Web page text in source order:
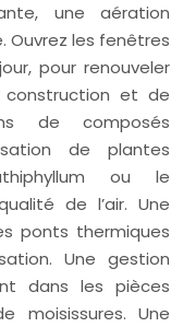
une aération
Ouvrez les fenêtres
pour renouveler
construction et de
de composés
de plantes
ou le
de l’air. Une
ponts thermiques
Une gestion
dans les pièces
moisissures. Une